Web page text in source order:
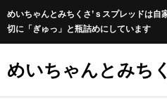
めいちゃんとみちくさ’ｓスプレッドは自
切に「ぎゅっ」と瓶詰めにしています
めいちゃんとみち